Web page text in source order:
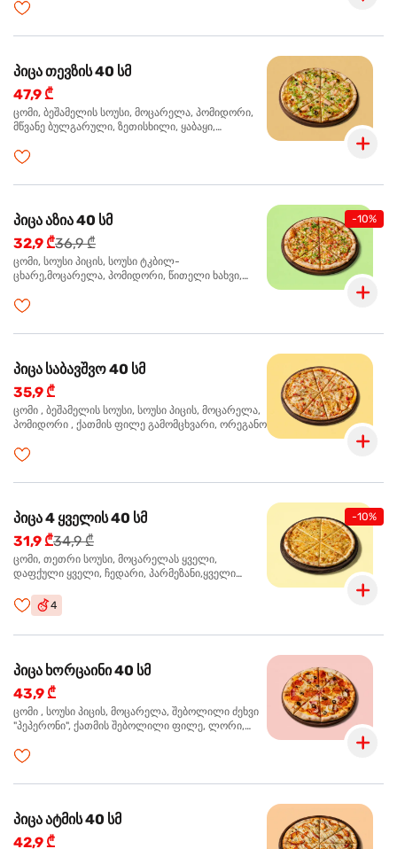
პიცა თევზის 40 სმ
47,9 ₾
ცომი, ბეშამელის სოუსი, მოცარელა, პომიდორი,
მწვანე ბულგარული, ზეთისხილი, ყაბაყი,
ორეგანო
-10%
პიცა აზია 40 სმ
32,9 ₾36,9 ₾
ცომი, სოუსი პიცის, სოუსი ტკბილ-
ცხარე,მოცარელა, პომიდორი, წითელი ხახვი,
სეზამის მარცვლის ნაზავი, ქინძი, ორეგანო
პიცა საბავშვო 40 სმ
35,9 ₾
ცომი , ბეშამელის სოუსი, სოუსი პიცის, მოცარელა,
პომიდორი , ქათმის ფილე გამომცხვარი, ორეგანო
-10%
პიცა 4 ყველის 40 სმ
31,9 ₾34,9 ₾
ცომი, თეთრი სოუსი, მოცარელას ყველი,
დაფქული ყველი, ჩედარი, პარმეზანი,ყველი
4
პიცა ხორცაინი 40 სმ
43,9 ₾
ცომი , სოუსი პიცის, მოცარელა, შებოლილი ძეხვი
"პეპერონი", ქათმის შებოლილი ფილე, ლორი,
პიცა ატმის 40 სმ
42,9 ₾